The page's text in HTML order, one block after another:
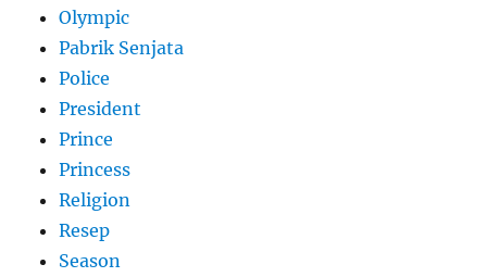
Olympic
Pabrik Senjata
Police
President
Prince
Princess
Religion
Resep
Season